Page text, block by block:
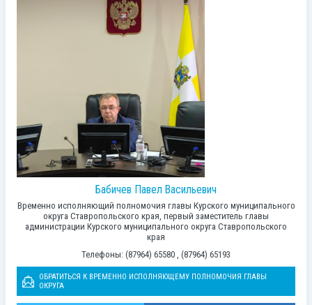
Бабичев Павел Васильевич
Временно исполняющий полномочия главы Курского муниципального
округа Ставропольского края, первый заместитель главы
администрации Курского муниципального округа Ставропольского
края
Телефоны: (87964) 65580 , (87964) 65193
ОБРАТИТЬСЯ К ВРЕМЕННО ИСПОЛНЯЮЩЕМУ ПОЛНОМОЧИЯ ГЛАВЫ
ОКРУГА